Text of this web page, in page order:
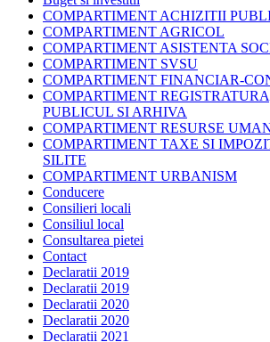
COMPARTIMENT ACHIZITII
COMPARTIMENT AGRICOL
COMPARTIMENT ASISTENTA
COMPARTIMENT SVSU
COMPARTIMENT FINANCIAR-
COMPARTIMENT
PUBLICUL SI ARHIVA
COMPARTIMENT RESURSE
COMPARTIMENT TAXE SI
SILITE
COMPARTIMENT URBANISM
Conducere
Consilieri locali
Consiliul local
Consultarea pietei
Contact
Declaratii 2019
Declaratii 2019
Declaratii 2020
Declaratii 2020
Declaratii 2021